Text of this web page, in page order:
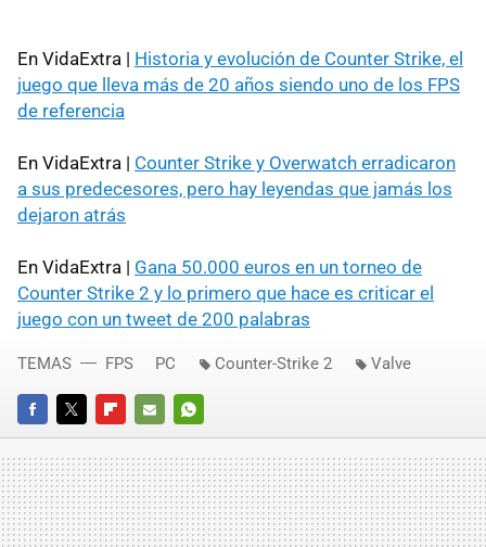
En VidaExtra | Historia y evolución de Counter Strike, el
juego que lleva más de 20 años siendo uno de los FPS
de referencia
En VidaExtra | Counter Strike y Overwatch erradicaron
a sus predecesores, pero hay leyendas que jamás los
dejaron atrás
En VidaExtra | Gana 50.000 euros en un torneo de
Counter Strike 2 y lo primero que hace es criticar el
juego con un tweet de 200 palabras
FACEBOOKTWITTERFLIPBOARD
E-
MAIL
WHATSAPP
TEMAS FPS PC Counter-Strike 2 Valve